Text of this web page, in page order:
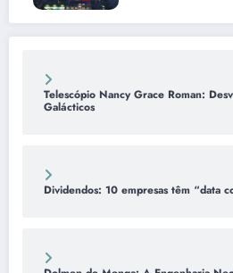
Telescópio Nancy Grace Roman:
Galácticos
Dividendos: 10 empresas têm “data